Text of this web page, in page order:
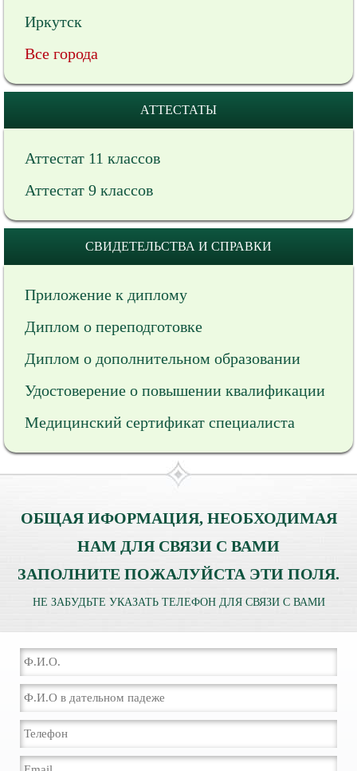
Иркутск
Все города
АТТЕСТАТЫ
Аттестат 11 классов
Аттестат 9 классов
СВИДЕТЕЛЬСТВА И СПРАВКИ
Приложение к диплому
Диплом о переподготовке
Диплом о дополнительном образовании
Удостоверение о повышении квалификации
Медицинский сертификат специалиста
ОБЩАЯ ИФОРМАЦИЯ, НЕОБХОДИМАЯ
НАМ ДЛЯ СВЯЗИ С ВАМИ
ЗАПОЛНИТЕ ПОЖАЛУЙСТА ЭТИ ПОЛЯ.
НЕ ЗАБУДЬТЕ УКАЗАТЬ ТЕЛЕФОН ДЛЯ СВЯЗИ С ВАМИ